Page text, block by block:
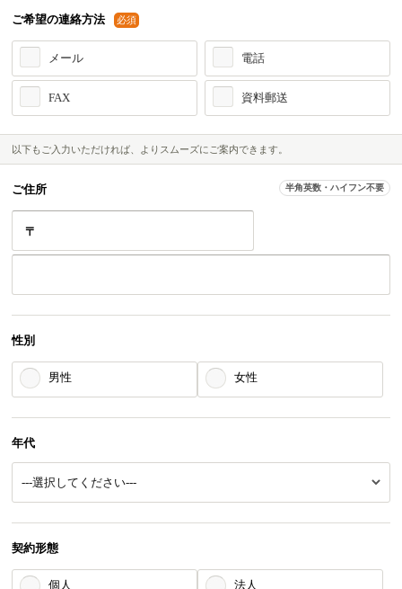
ご希望の連絡方法 必須
メール 電話
FAX 資料郵送
以下もご入力いただければ、よりスムーズにご案内できます。
ご住所 半角英数・ハイフン不要
〒
性別
男性 女性
年代
契約形態
個人 法人